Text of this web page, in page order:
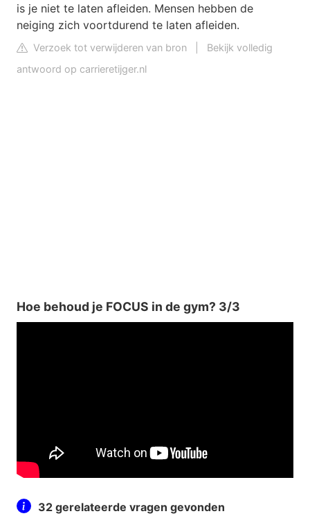
is je niet te laten afleiden. Mensen hebben de
neiging zich voortdurend te laten afleiden.
Verzoek tot verwijderen van bron
Bekijk volledig
antwoord op carrieretijger.nl
Hoe behoud je FOCUS in de gym? 3/3
32 gerelateerde vragen gevonden